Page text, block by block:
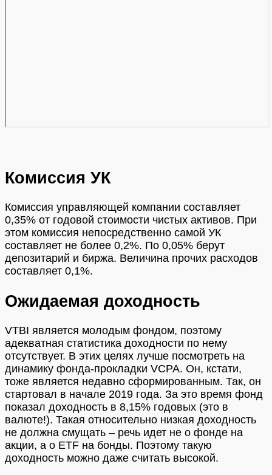
Комиссия УК
Комиссия управляющей компании составляет
0,35% от годовой стоимости чистых активов. При
этом комиссия непосредственно самой УК
составляет не более 0,2%. По 0,05% берут
депозитарий и биржа. Величина прочих расходов
составляет 0,1%.
Ожидаемая доходность
VTBI является молодым фондом, поэтому
адекватная статистика доходности по нему
отсутствует. В этих целях лучше посмотреть на
динамику фонда-прокладки VCPA. Он, кстати,
тоже является недавно сформированным. Так, он
стартовал в начале 2019 года. За это время фонд
показал доходность в 8,15% годовых (это в
валюте!). Такая относительно низкая доходность
не должна смущать – речь идет не о фонде на
акции, а о ETF на бонды. Поэтому такую
доходность можно даже считать высокой.